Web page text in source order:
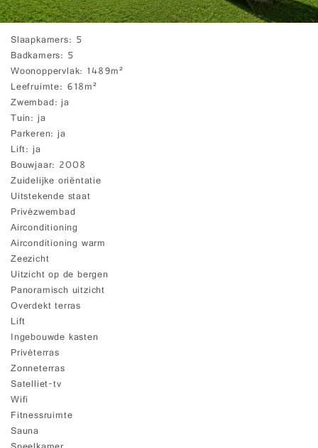
Slaapkamers 5
Badkamers 5
Woonoppervlak 1489m²
Leefruimte 618m²
Zwembad ja
Tuin ja
Parkeren ja
Lift ja
Bouwjaar 2008
Zuidelijke oriëntatie
Uitstekende staat
Privézwembad
Airconditioning
Airconditioning warm
Zeezicht
Uitzicht op de bergen
Panoramisch uitzicht
Overdekt terras
Lift
Ingebouwde kasten
Privéterras
Zonneterras
Satelliet-tv
Wifi
Fitnessruimte
Sauna